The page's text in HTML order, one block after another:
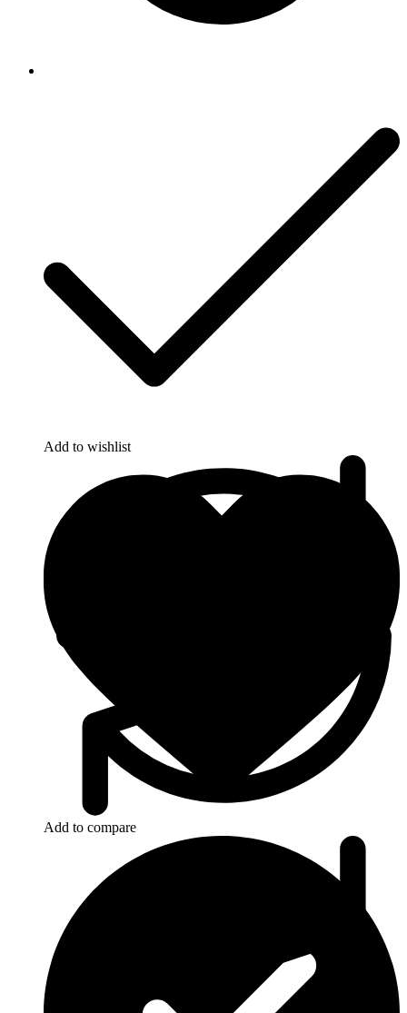
Add to wishlist
Add to compare